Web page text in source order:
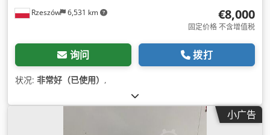
Rzeszów 6,531 km €8,000
固定价格 不含增值税
询问 拨打
状况: 非常好（已使用） ,
小广告